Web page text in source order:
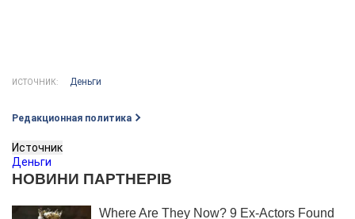
ИСТОЧНИК: Деньги
Редакционная политика
Источник
Деньги